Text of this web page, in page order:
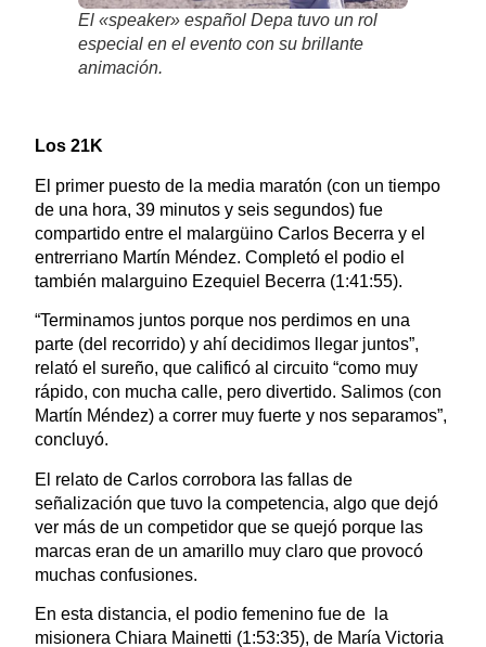
El «speaker» español Depa tuvo un rol
especial en el evento con su brillante
animación.
Los 21K
El primer puesto de la media maratón (con un tiempo
de una hora, 39 minutos y seis segundos) fue
compartido entre el malargüino Carlos Becerra y el
entrerriano Martín Méndez. Completó el podio el
también malarguino Ezequiel Becerra (1:41:55).
“Terminamos juntos porque nos perdimos en una
parte (del recorrido) y ahí decidimos llegar juntos”,
relató el sureño, que calificó al circuito “como muy
rápido, con mucha calle, pero divertido. Salimos (con
Martín Méndez) a correr muy fuerte y nos separamos”,
concluyó.
El relato de Carlos corrobora las fallas de
señalización que tuvo la competencia, algo que dejó
ver más de un competidor que se quejó porque las
marcas eran de un amarillo muy claro que provocó
muchas confusiones.
En esta distancia, el podio femenino fue de la
misionera Chiara Mainetti (1:53:35), de María Victoria